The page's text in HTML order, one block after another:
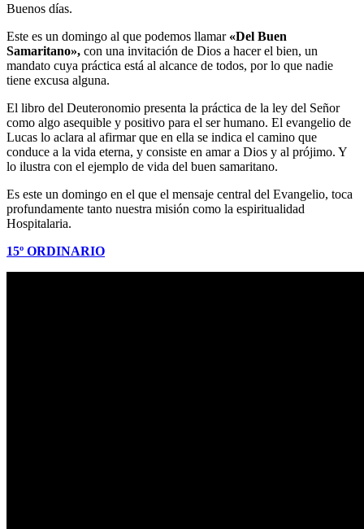
Buenos días.
Este es un domingo al que podemos llamar «Del Buen
Samaritano», con una invitación de Dios a hacer el bien, un
mandato cuya práctica está al alcance de todos, por lo que nadie
tiene excusa alguna.
El libro del Deuteronomio presenta la práctica de la ley del Señor
como algo asequible y positivo para el ser humano. El evangelio de
Lucas lo aclara al afirmar que en ella se indica el camino que
conduce a la vida eterna, y consiste en amar a Dios y al prójimo. Y
lo ilustra con el ejemplo de vida del buen samaritano.
Es este un domingo en el que el mensaje central del Evangelio, toca
profundamente tanto nuestra misión como la espiritualidad
Hospitalaria.
15º ORDINARIO